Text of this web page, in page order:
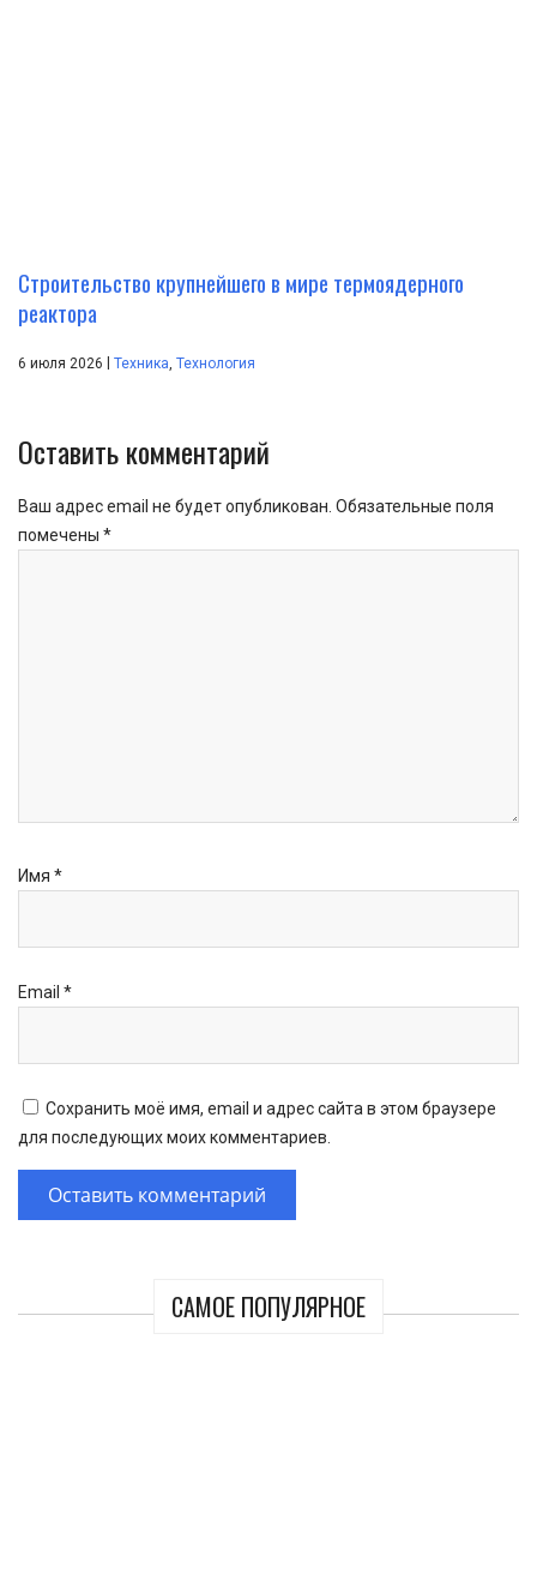
САМОЕ ПОПУЛЯРНОЕ
Строительство крупнейшего в мире термоядерного
реактора
6 июля 2026 | Техника Технология
Оставить комментарий
Ваш адрес email не будет опубликован. Обязательные поля
помечены *
Имя *
Email *
Сохранить моё имя, email и адрес сайта в этом браузере
для последующих моих комментариев.